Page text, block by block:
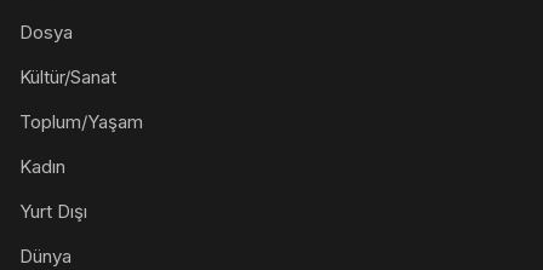
Dosya
Kültür/Sanat
Toplum/Yaşam
Kadın
Yurt Dışı
Dünya